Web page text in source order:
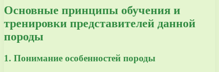
Основные принципы обучения и
тренировки представителей данной
породы
1. Понимание особенностей породы